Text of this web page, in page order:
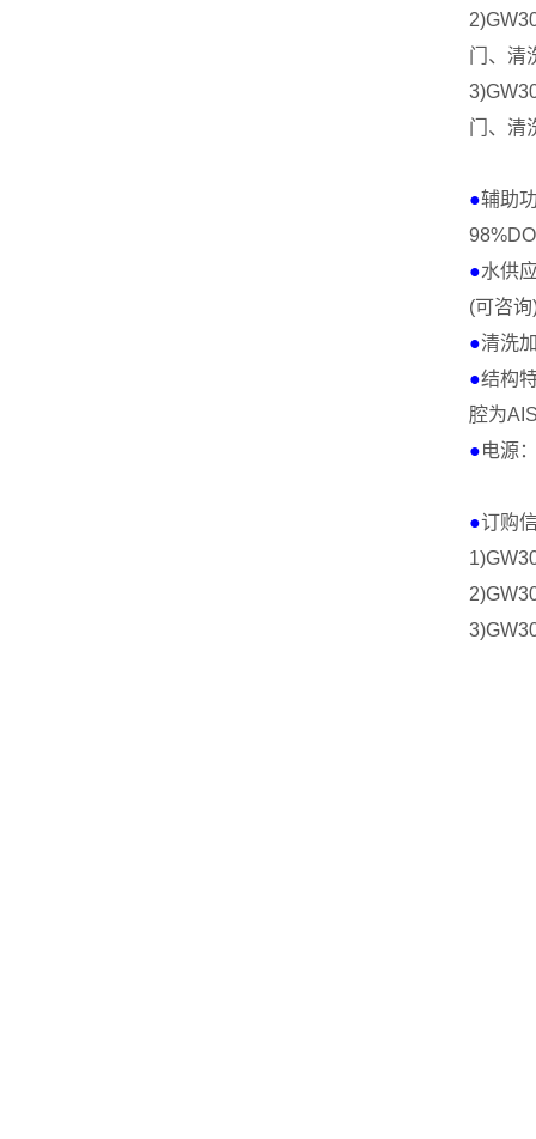
2)
门、清
3)
门、清
●辅助
●水供
(可咨询
●清洗
●结构
腔为
●电源
●订购